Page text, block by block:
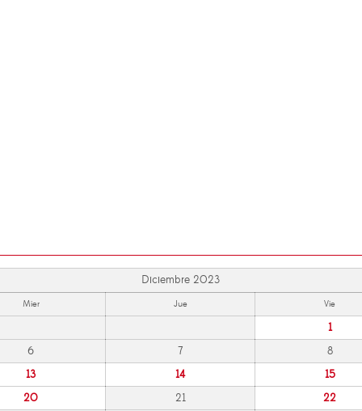
Diciembre 2023
Mier Jue Vie
1
6
7
8
13
14
15
20
21 22